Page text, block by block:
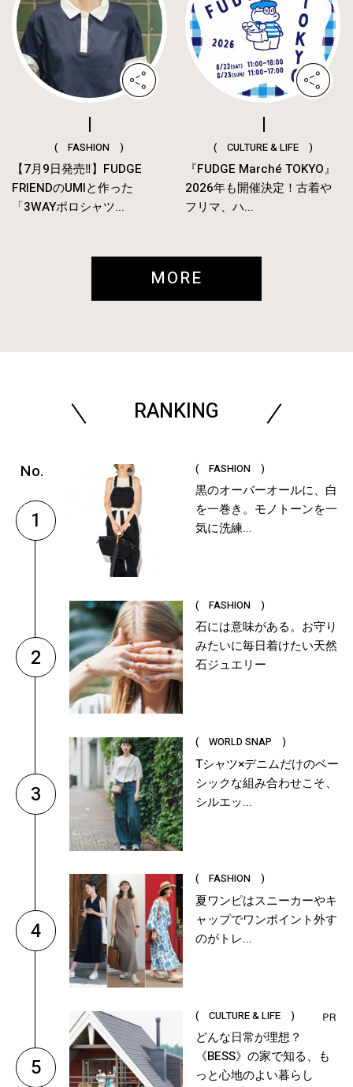
( FASHION )
【7月9日発売‼︎】FUDGE
FRIENDのUMIと作った
「3WAYポロシャツ...
( CULTURE & LIFE )
『FUDGE Marché TOKYO』
2026年も開催決定！古着や
フリマ、ハ...
MORE
RANKING
1
( FASHION )
黒のオーバーオールに、白
を一巻き。モノトーンを一
気に洗練...
2
( FASHION )
石には意味がある。お守り
みたいに毎日着けたい天然
石ジュエリー
3
( WORLD SNAP )
Tシャツ×デニムだけのベー
シックな組み合わせこそ、
シルエッ...
4
( FASHION )
夏ワンピはスニーカーやキ
ャップでワンポイント外す
のがトレ...
5
( CULTURE & LIFE )
どんな日常が理想？
《BESS》の家で知る、も
っと心地のよい暮らし